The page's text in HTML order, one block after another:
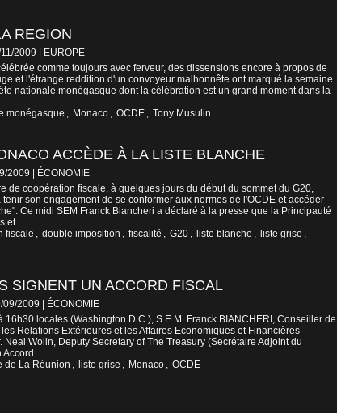
REGION
2009
EUROPE
comme toujours avec ferveur, des dissensions encore à propos de
et l'étrange reddition d'un convoyeur malhonnête ont marqué la semaine.
nationale monégasque dont la célébration est un grand moment dans la
monégasque , Monaco , OCDE , Tony Musulin
ACCÈDE À LA LISTE BLANCHE
2009
ÉCONOMIE
de coopération fiscale, à quelques jours du début du sommet du G20,
tenir son engagement de se conformer aux normes de l'OCDE et accéder
Ce midi SEM Franck Biancheri a déclaré à la presse que la Principauté
et...
fiscale , double imposition , fiscalité , G20 , liste blanche , liste grise ,
SIGNENT UN ACCORD FISCAL
09/2009
ÉCONOMIE
16h30 locales (Washington D.C.), S.E.M. Franck BIANCHERI, Conseiller de
Relations Extérieures et les Affaires Economiques et Financières
Neal Wolin, Deputy Secretary of The Treasury (Secrétaire Adjoint du
Accord...
de La Réunion , liste grise , Monaco , OCDE